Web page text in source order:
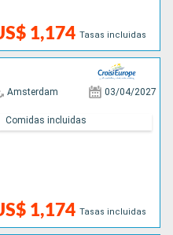
1,174 Tasas incluidas
Amsterdam 03/04/2027
1,174 Tasas incluidas
Comidas incluidas